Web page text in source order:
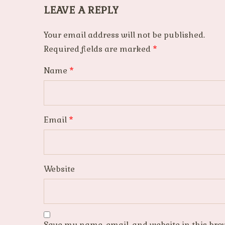
LEAVE A REPLY
Your email address will not be published.
Required fields are marked *
Name *
Email *
Website